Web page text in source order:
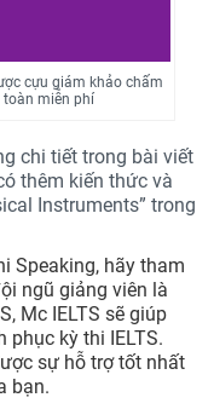
cựu giám khảo chấm
toàn miễn phí
chi tiết trong bài viết
thêm kiến thức và
Instruments” trong
Speaking, hãy tham
ngũ giảng viên là
Mc IELTS sẽ giúp
phục kỳ thi IELTS.
sự hỗ trợ tốt nhất
bạn.